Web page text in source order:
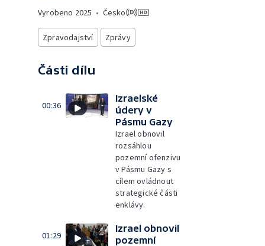
Vyrobeno 2025 • Česko
Zpravodajství Zprávy
Části dílu
00:36
Izraelské
údery v
Pásmu Gazy
Izrael obnovil
rozsáhlou
pozemní ofenzivu
v Pásmu Gazy s
cílem ovládnout
strategické části
enklávy.
01:29
Izrael obnovil
pozemní